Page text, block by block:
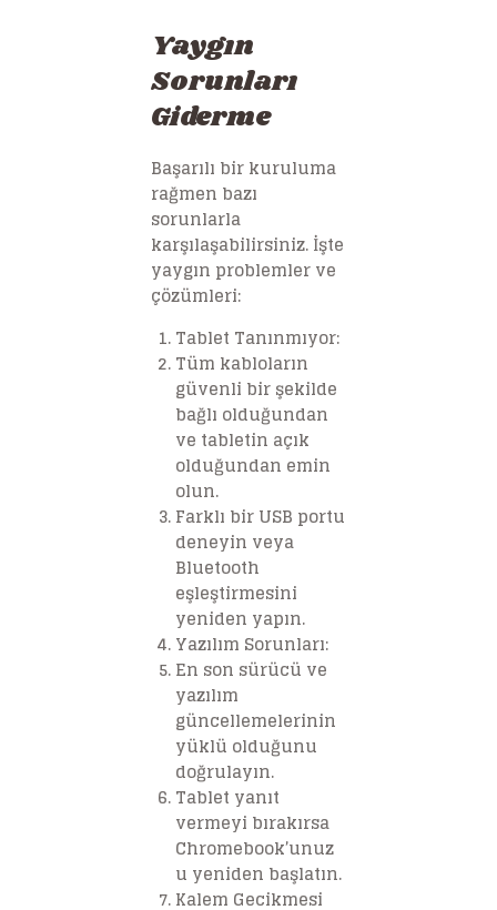
Yaygın
Sorunları
Giderme
Başarılı bir kuruluma
rağmen bazı
sorunlarla
karşılaşabilirsiniz. İşte
yaygın problemler ve
çözümleri:
Tablet Tanınmıyor:
Tüm kabloların
güvenli bir şekilde
bağlı olduğundan
ve tabletin açık
olduğundan emin
olun.
Farklı bir USB portu
deneyin veya
Bluetooth
eşleştirmesini
yeniden yapın.
Yazılım Sorunları:
En son sürücü ve
yazılım
güncellemelerinin
yüklü olduğunu
doğrulayın.
Tablet yanıt
vermeyi bırakırsa
Chromebook’unuz
u yeniden başlatın.
Kalem Gecikmesi